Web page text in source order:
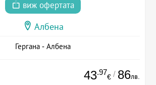
виж офертата
Албена
Гергана - Албена
43.97
€ / 86лв.